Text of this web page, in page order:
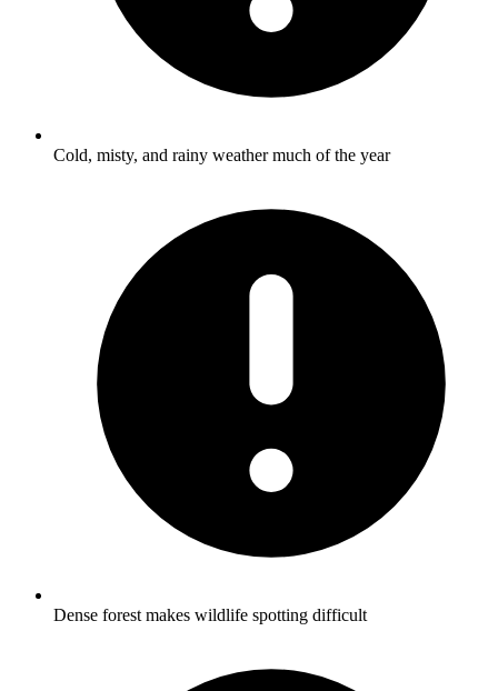
Cold, misty, and rainy weather much of the year
Dense forest makes wildlife spotting difficult